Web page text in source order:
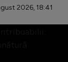
2026, 18:41